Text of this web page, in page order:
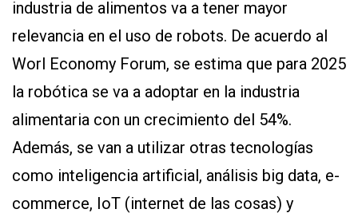
industria de alimentos va a tener mayor
relevancia en el uso de robots. De acuerdo al
Worl Economy Forum, se estima que para 2025
la robótica se va a adoptar en la industria
alimentaria con un crecimiento del 54%.
Además, se van a utilizar otras tecnologías
como inteligencia artificial, análisis big data, e-
commerce, IoT (internet de las cosas) y